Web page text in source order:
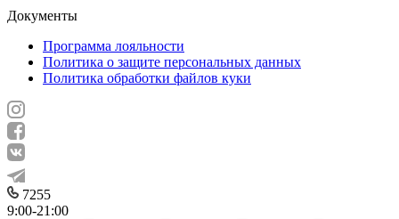
Документы
Программа лояльности
Политика о защите персональных данных
Политика обработки файлов куки
7255
9:00-21:00